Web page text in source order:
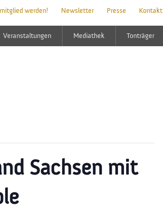
werden! Newsletter Presse Kontakt
Veranstaltungen Mediathek Tonträger
Sachsen mit